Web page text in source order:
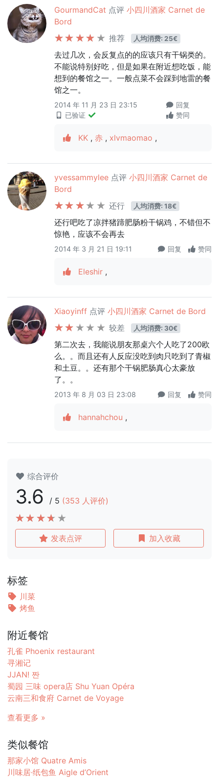
GourmandCat 点评 小四川酒家 Carnet de
Bord
推荐
人均消费: 25€
去过几次，会反复点的的应该只有干锅类的。
不能说特别好吃，但是如果在附近想吃饭，能
想到的餐馆之一。一般点菜不会踩到地雷的餐
馆之一。
2014 年 11 月 23 日 23:15
已验证
回复
赞同
KK , 赤 , xlvmaomao ,
yvessammylee 点评 小四川酒家 Carnet de
Bord
还行
人均消费: 18€
还行吧吃了凉拌猪蹄肥肠粉干锅鸡，不错但不
惊艳，应该不会再去
2014 年 3 月 21 日 19:11 回复 赞同
Eleshir ,
Xiaoyinff 点评 小四川酒家 Carnet de Bord
较差
人均消费: 30€
第二次去，我能说朋友那桌六个人吃了200欧
么。。而且还有人反应没吃到肉只吃到了青椒
和土豆。。还有那个干锅肥肠真心太豪放
了。。
2013 年 8 月 03 日 23:08 回复 赞同
hannahchou ,
综合评价
3.6 / 5 (353 人评价)
发表点评 加入收藏
标签
川菜
烤鱼
附近餐馆
孔雀 Phoenix restaurant
寻湘记
JJAN! 짠
蜀园 三味 opera店 Shu Yuan Opéra
云南三和食府 Carnet de Voyage
查看更多 »
类似餐馆
那家小馆 Quatre Amis
川味居·纸包鱼 Aigle d’Orient